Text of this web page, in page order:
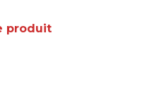
produit